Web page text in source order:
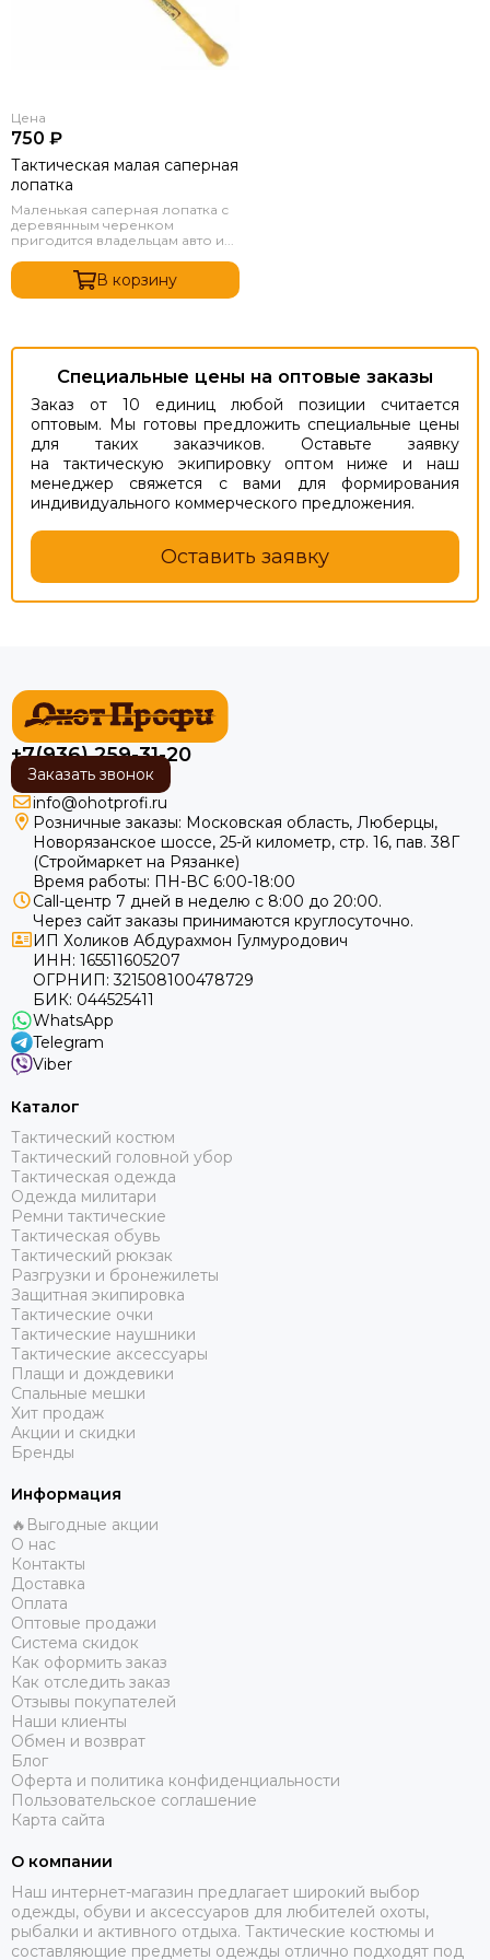
Цена
750 ₽
Тактическая малая саперная
лопатка
Маленькая саперная лопатка с
деревянным черенком
пригодится владельцам авто и...
В корзину
Специальные цены на оптовые заказы
Заказ от 10 единиц любой позиции считается
оптовым. Мы готовы предложить специальные цены
для таких заказчиков. Оставьте заявку
на тактическую экипировку оптом ниже и наш
менеджер свяжется с вами для формирования
индивидуального коммерческого предложения.
Оставить заявку
+7(936) 259-31-20
Заказать звонок
info@ohotprofi.ru
Розничные заказы: Московская область, Люберцы,
Новорязанское шоссе, 25-й километр, стр. 16, пав. 38Г
(Строймаркет на Рязанке)
Время работы: ПН-ВС 6:00-18:00
Call-центр 7 дней в неделю с 8:00 до 20:00.
Через сайт заказы принимаются круглосуточно.
ИП Холиков Абдурахмон Гулмуродович
ИНН: 165511605207
ОГРНИП: 321508100478729
БИК: 044525411
WhatsApp
Telegram
Viber
Каталог
Тактический костюм
Тактический головной убор
Тактическая одежда
Одежда милитари
Ремни тактические
Тактическая обувь
Тактический рюкзак
Разгрузки и бронежилеты
Защитная экипировка
Тактические очки
Тактические наушники
Тактические аксессуары
Плащи и дождевики
Спальные мешки
Хит продаж
Акции и скидки
Бренды
Информация
🔥Выгодные акции
О нас
Контакты
Доставка
Оплата
Оптовые продажи
Система скидок
Как оформить заказ
Как отследить заказ
Отзывы покупателей
Наши клиенты
Обмен и возврат
Блог
Оферта и политика конфиденциальности
Пользовательское соглашение
Карта сайта
О компании
Наш интернет-магазин предлагает широкий выбор
одежды, обуви и аксессуаров для любителей охоты,
рыбалки и активного отдыха. Тактические костюмы и
составляющие предметы одежды отлично подходят под